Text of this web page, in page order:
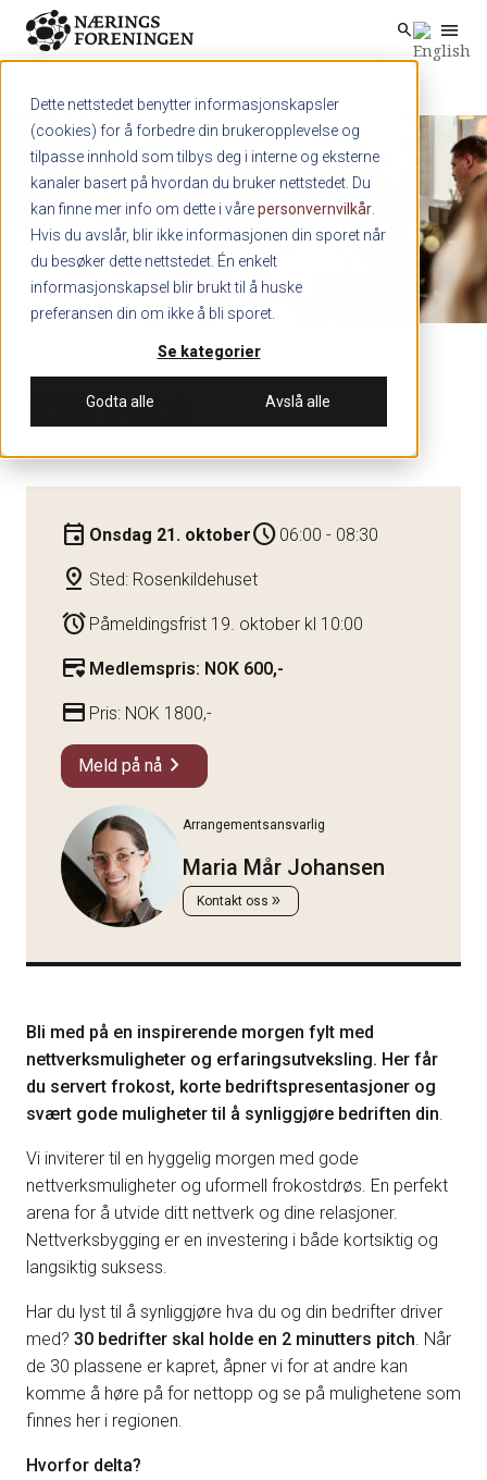
Dette nettstedet benytter informasjonskapsler
(cookies) for å forbedre din brukeropplevelse og
tilpasse innhold som tilbys deg i interne og eksterne
kanaler basert på hvordan du bruker nettstedet. Du
kan finne mer info om dette i vårepersonvernvilkår
Hvis du avslår, blir ikke informasjonen din sporet når
du besøker dette nettstedet. Én enkelt
informasjonskapsel blir brukt til å huske
preferansen din om ikke å bli sporet.
Se kategorier
Godta alle Avslå alle
Skip to main content search menu
B2B Pitch
event Onsdag 21. oktoberschedule 06:00 - 08:30
pin_drop Sted: Rosenkildehuset
alarm Påmeldingsfrist 19. oktober kl 10:00
credit_card_heart Medlemspris: NOK 600,-
credit_card Pris: NOK 1800,-
Meld på nå chevron_right
Arrangementsansvarlig
Maria Mår Johansen
Kontakt oss double_arrow
Bli med på en inspirerende morgen fylt med
nettverksmuligheter og erfaringsutveksling. Her får
du servert frokost, korte bedriftspresentasjoner og
svært gode muligheter til å synliggjøre bedriften din
Vi inviterer til en hyggelig morgen med gode
nettverksmuligheter og uformell frokostdrøs. En perfekt
arena for å utvide ditt nettverk og dine relasjoner.
Nettverksbygging er en investering i både kortsiktig og
langsiktig suksess.
Har du lyst til å synliggjøre hva du og din bedrifter driver
med? 30 bedrifter skal holde en 2 minutters pitch . Når
de 30 plassene er kapret, åpner vi for at andre kan
komme å høre på for nettopp og se på mulighetene som
finnes her i regionen.
Hvorfor delta?